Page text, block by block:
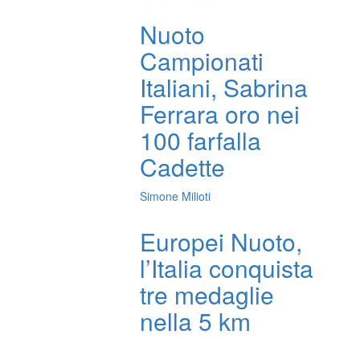
Nuoto
Campionati
Italiani, Sabrina
Ferrara oro nei
100 farfalla
Cadette
Simone Milioti
Europei Nuoto,
l’Italia conquista
tre medaglie
nella 5 km